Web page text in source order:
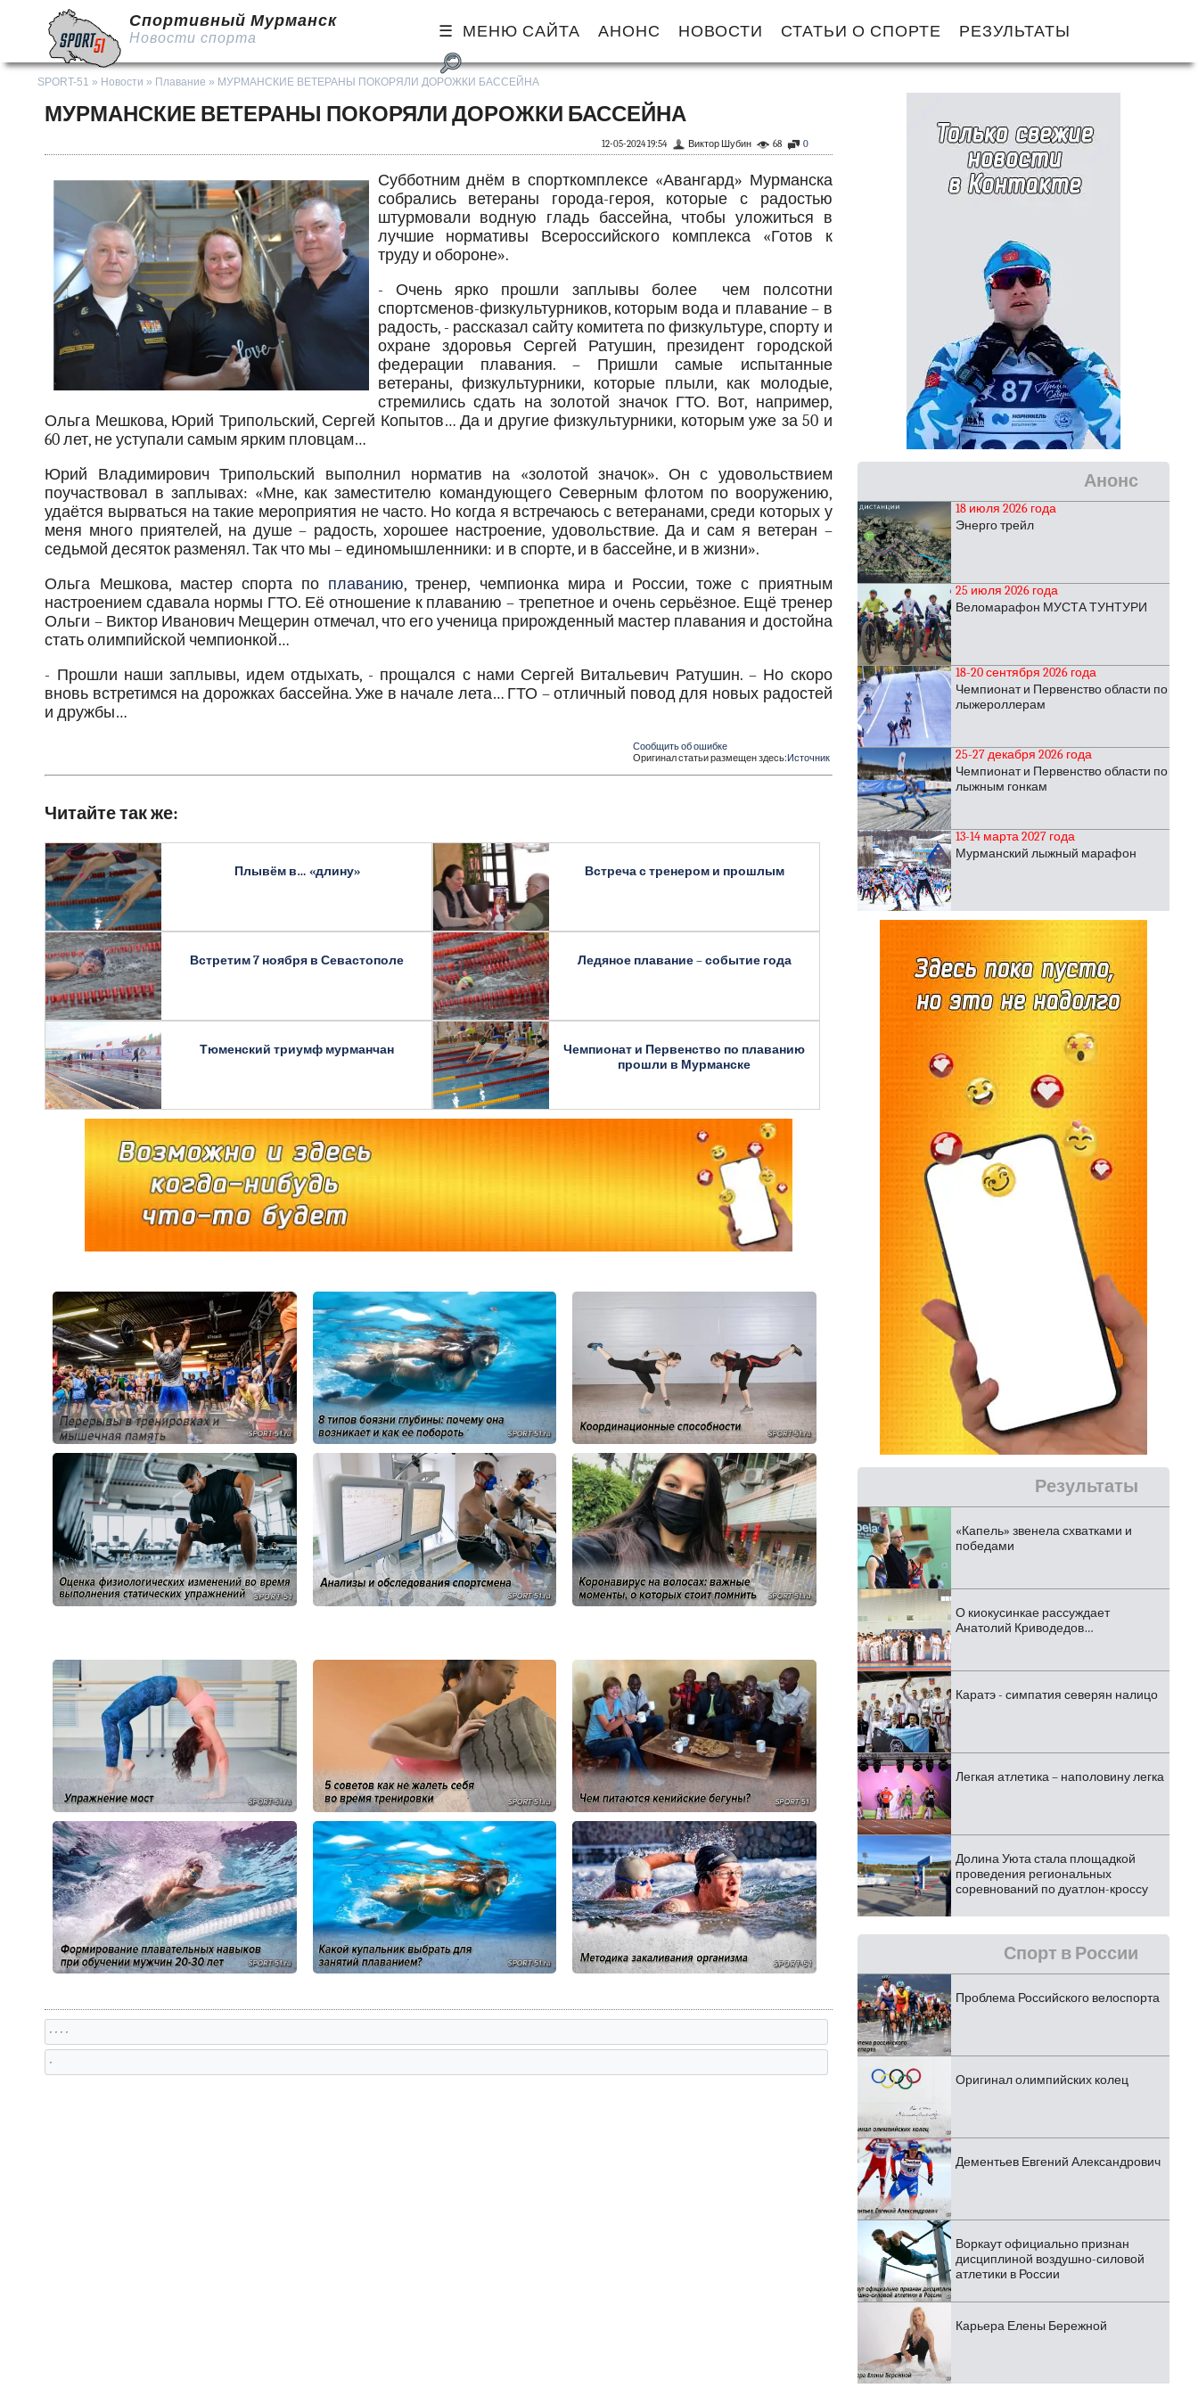
Спортивный Мурманск
Новости спорта МЕНЮ САЙТА АНОНС НОВОСТИ СТАТЬИ О СПОРТЕ РЕЗУЛЬТАТЫ
SPORT-51 » Новости » Плавание » МУРМАНСКИЕ ВЕТЕРАНЫ ПОКОРЯЛИ ДОРОЖКИ БАССЕЙНА
МУРМАНСКИЕ ВЕТЕРАНЫ ПОКОРЯЛИ ДОРОЖКИ БАССЕЙНА
0
68
Виктор Шубин
12-05-2024 19:54
Субботним днём в спорткомплексе «Авангард» Мурманска
собрались ветераны города-героя, которые с радостью
штурмовали водную гладь бассейна, чтобы уложиться в
лучшие нормативы Всероссийского комплекса «Готов к
труду и обороне».
- Очень ярко прошли заплывы более чем полсотни
спортсменов-физкультурников, которым вода и плавание – в
радость, - рассказал сайту комитета по физкультуре, спорту и
охране здоровья Сергей Ратушин, президент городской
федерации плавания. – Пришли самые испытанные
ветераны, физкультурники, которые плыли, как молодые,
стремились сдать на золотой значок ГТО. Вот, например,
Ольга Мешкова, Юрий Трипольский, Сергей Копытов… Да и другие физкультурники, которым уже за 50 и
60 лет, не уступали самым ярким пловцам…
Юрий Владимирович Трипольский выполнил норматив на «золотой значок». Он с удовольствием
поучаствовал в заплывах: «Мне, как заместителю командующего Северным флотом по вооружению,
удаётся вырваться на такие мероприятия не часто. Но когда я встречаюсь с ветеранами, среди которых у
меня много приятелей, на душе – радость, хорошее настроение, удовольствие. Да и сам я ветеран –
седьмой десяток разменял. Так что мы – единомышленники: и в спорте, и в бассейне, и в жизни».
Ольга Мешкова, мастер спорта по плаванию, тренер, чемпионка мира и России, тоже с приятным
настроением сдавала нормы ГТО. Её отношение к плаванию – трепетное и очень серьёзное. Ещё тренер
Ольги – Виктор Иванович Мещерин отмечал, что его ученица прирожденный мастер плавания и достойна
стать олимпийской чемпионкой…
- Прошли наши заплывы, идем отдыхать, - прощался с нами Сергей Витальевич Ратушин. – Но скоро
вновь встретимся на дорожках бассейна. Уже в начале лета… ГТО – отличный повод для новых радостей
и дружбы…
Сообщить об ошибке
Оригинал статьи размещен здесь:Источник
Читайте так же:
Плывём в… «длину» Встреча с тренером и прошлым
Встретим 7 ноября в Севастополе Ледяное плавание – событие года
Тюменский триумф мурманчан
Чемпионат и Первенство по плаванию
прошли в Мурманске
, , , ,
,
Анонс
18 июля 2026 года
Энерго трейл
25 июля 2026 года
Веломарафон МУСТА ТУНТУРИ
18-20 сентября 2026 года
Чемпионат и Первенство области по
лыжероллерам
25-27 декабря 2026 года
Чемпионат и Первенство области по
лыжным гонкам
13-14 марта 2027 года
Мурманский лыжный марафон
Результаты
«Капель» звенела схватками и
победами
О киокусинкае рассуждает
Анатолий Криводедов…
Каратэ - симпатия северян налицо
Легкая атлетика – наполовину легка
Долина Уюта стала площадкой
проведения региональных
соревнований по дуатлон-кроссу
Спорт в России
Проблема Российского велоспорта
Оригинал олимпийских колец
Дементьев Евгений Александрович
Воркаут официально признан
дисциплиной воздушно-силовой
атлетики в России
Карьера Елены Бережной